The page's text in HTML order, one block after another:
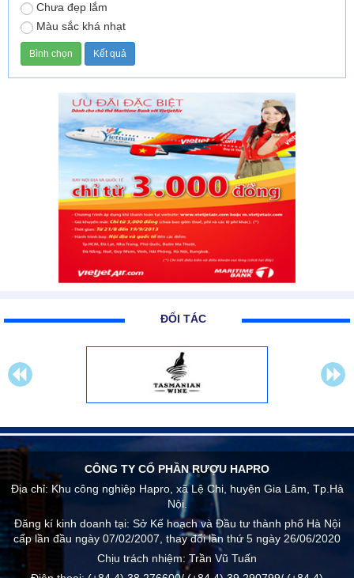
Chưa đẹp lắm
Màu sắc khá nhạt
ĐỐI TÁC
CÔNG TY CỔ PHẦN RƯỢU HAPRO
Địa chỉ:Khu công nghiệp Hapro, xã Lệ Chi, huyện Gia Lâm, Tp.Hà
Nội.
Đăng kí kinh doanh tại: Sở Kế hoạch và Đầu tư thành phố Hà Nội
cấp lần đầu ngày 07/02/2007, thay đổi lần thứ 5 ngày 26/06/2020
Chịu trách nhiệm:Trần Vũ Tuấn